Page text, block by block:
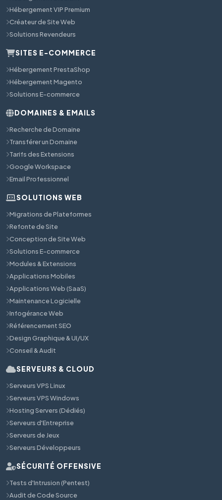
Hébergement VIP Premium
Créateur de Site Web
Solutions Revendeurs
SITES E-COMMERCE
Hébergement PrestaShop
Hébergement Magento
Solutions E-commerce
DOMAINES & EMAILS
Recherche de Domaine
Transférer un Domaine
Tarifs des Extensions
Google Workspace
Email Professionnel
SOLUTIONS WEB
Migrations de Plateformes
Refonte de Site
Conception de Site Web
Solutions E-commerce
Modules & Extensions
Applications Mobiles
Applications Web (SaaS)
Maintenance Logicielle
Infogérance Web
Référencement SEO
Design Graphique & UI/UX
Conseil & Audit
SERVEURS & CLOUD
Serveurs VPS Linux
Serveurs VPS Windows
Hosting Servers (Dédiés)
Serveurs d'Entreprise
Serveurs de Jeux
Serveurs Développeurs
SÉCURITÉ OFFENSIVE
Tests d'Intrusion (Pentest)
Audit de Code Source